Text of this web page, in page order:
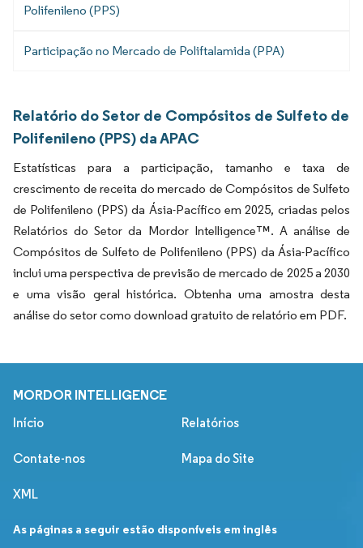
Polifenileno (PPS)
Participação no Mercado de Poliftalamida (PPA)
Relatório do Setor de Compósitos de Sulfeto de
Polifenileno (PPS) da APAC
Estatísticas para a participação, tamanho e taxa de
crescimento de receita do mercado de Compósitos de Sulfeto
de Polifenileno (PPS) da Ásia-Pacífico em 2025, criadas pelos
Relatórios do Setor da Mordor Intelligence™. A análise de
Compósitos de Sulfeto de Polifenileno (PPS) da Ásia-Pacífico
inclui uma perspectiva de previsão de mercado de 2025 a 2030
e uma visão geral histórica. Obtenha uma amostra desta
análise do setor como download gratuito de relatório em PDF.
MORDOR INTELLIGENCE
Início Relatórios
Contate-nos Mapa do Site
XML
As páginas a seguir estão disponíveis em inglês